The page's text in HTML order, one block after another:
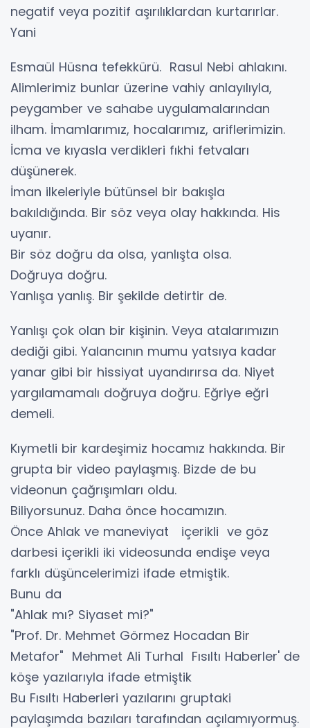
negatif veya pozitif aşırılıklardan kurtarırlar.
Yani
Esmaül Hüsna tefekkürü. Rasul Nebi ahlakını.
Alimlerimiz bunlar üzerine vahiy anlayılıyla,
peygamber ve sahabe uygulamalarından
ilham. İmamlarımız, hocalarımız, ariflerimizin.
İcma ve kıyasla verdikleri fıkhi fetvaları
düşünerek.
İman ilkeleriyle bütünsel bir bakışla
bakıldığında. Bir söz veya olay hakkında. His
uyanır.
Bir söz doğru da olsa, yanlışta olsa.
Doğruya doğru.
Yanlışa yanlış. Bir şekilde detirtir de.
Yanlışı çok olan bir kişinin. Veya atalarımızın
dediği gibi. Yalancının mumu yatsıya kadar
yanar gibi bir hissiyat uyandırırsa da. Niyet
yargılamamalı doğruya doğru. Eğriye eğri
demeli.
Kıymetli bir kardeşimiz hocamız hakkında. Bir
grupta bir video paylaşmış. Bizde de bu
videonun çağrışımları oldu.
Biliyorsunuz. Daha önce hocamızın.
Önce Ahlak ve maneviyat içerikli ve göz
darbesi içerikli iki videosunda endişe veya
farklı düşüncelerimizi ifade etmiştik.
Bunu da
"Ahlak mı? Siyaset mi?"
"Prof. Dr. Mehmet Görmez Hocadan Bir
Metafor" Mehmet Ali Turhal Fısıltı Haberler' de
köşe yazılarıyla ifade etmiştik
Bu Fısıltı Haberleri yazılarını gruptaki
paylaşımda bazıları tarafından açılamıyormuş.